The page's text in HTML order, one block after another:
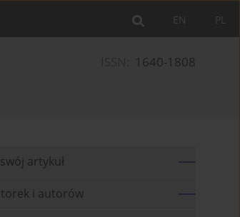
PL
EN
1640-1808
artykuł
i autorów